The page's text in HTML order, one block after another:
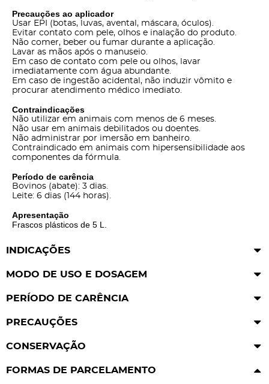
Precauções ao aplicador
Usar EPI (botas, luvas, avental, máscara, óculos).
Evitar contato com pele, olhos e inalação do produto.
Não comer, beber ou fumar durante a aplicação.
Lavar as mãos após o manuseio.
Em caso de contato com pele ou olhos, lavar
imediatamente com água abundante.
Em caso de ingestão acidental, não induzir vômito e
procurar atendimento médico imediato.
Contraindicações
Não utilizar em animais com menos de 6 meses.
Não usar em animais debilitados ou doentes.
Não administrar por imersão em banheiro.
Contraindicado em animais com hipersensibilidade aos
componentes da fórmula.
Período de carência
Bovinos (abate): 3 dias.
Leite: 6 dias (144 horas).
Apresentação
Frascos plásticos de 5 L.
INDICAÇÕES
MODO DE USO E DOSAGEM
PERÍODO DE CARÊNCIA
PRECAUÇÕES
CONSERVAÇÃO
FORMAS DE PARCELAMENTO